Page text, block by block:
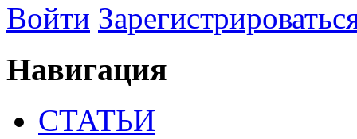
Войти
Навигация
СТАТЬИ